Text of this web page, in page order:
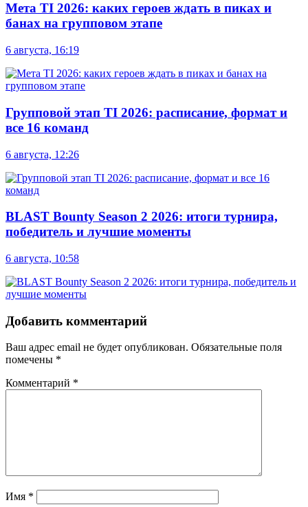
Мета TI 2026: каких героев ждать в пиках и
банах на групповом этапе
6 августа, 16:19
Групповой этап TI 2026: расписание, формат и
все 16 команд
6 августа, 12:26
BLAST Bounty Season 2 2026: итоги турнира,
победитель и лучшие моменты
6 августа, 10:58
Добавить комментарий
Ваш адрес email не будет опубликован. Обязательные поля
помечены *
Комментарий *
Имя *